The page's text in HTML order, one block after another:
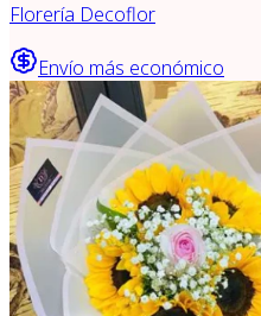
Florería Decoflor
Envío más económico